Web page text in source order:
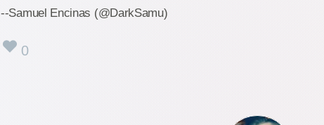
--Samuel Encinas (@DarkSamu)
0